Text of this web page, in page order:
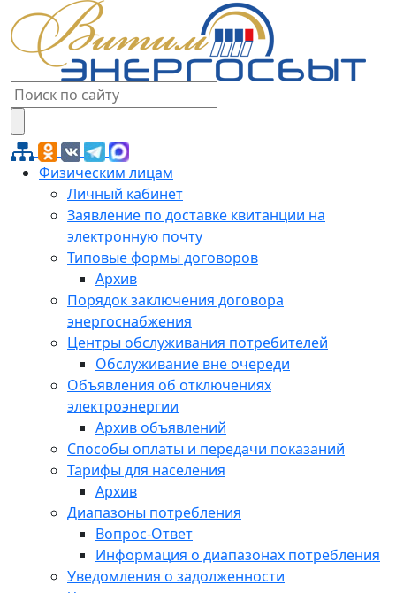
Физическим лицам
Личный кабинет
Заявление по доставке квитанции на
электронную почту
Типовые формы договоров
Архив
Порядок заключения договора
энергоснабжения
Центры обслуживания потребителей
Обслуживание вне очереди
Объявления об отключениях
электроэнергии
Архив объявлений
Способы оплаты и передачи показаний
Тарифы для населения
Архив
Диапазоны потребления
Вопрос-Ответ
Информация о диапазонах потребления
Уведомления о задолженности